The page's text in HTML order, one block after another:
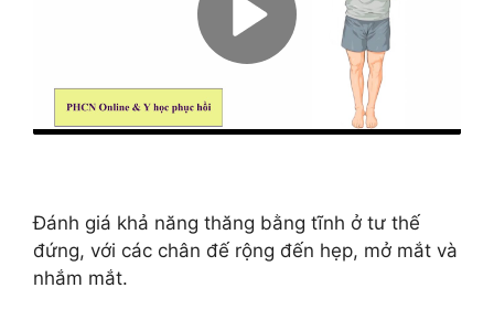
Đánh giá khả năng thăng bằng tĩnh ở tư thế
đứng, với các chân đế rộng đến hẹp, mở mắt và
nhắm mắt.